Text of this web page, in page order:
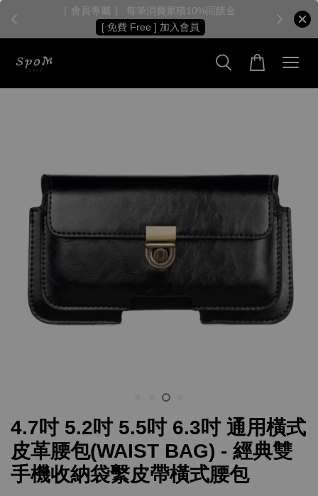
［ 會員專屬 ］ 每筆消費累積10%回饋金
[ 免費 Free ] 加入會員
4.7吋 5.2吋 5.5吋 6.3吋 通用橫式
皮革腰包(WAIST BAG) - 經典雙
手機收納袋繫皮帶橫式腰包